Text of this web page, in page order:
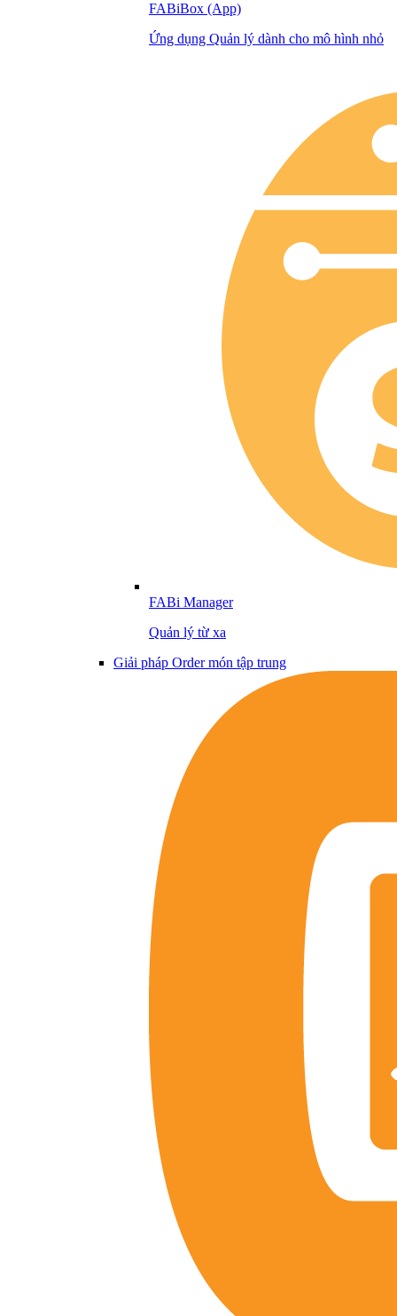
FABiBox (App)
Ứng dụng Quản lý dành cho mô hình nhỏ
FABi Manager
Quản lý từ xa
Giải pháp Order món tập trung